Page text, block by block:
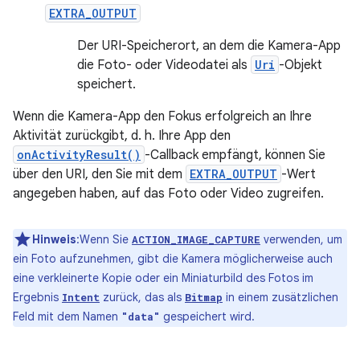
EXTRA_OUTPUT
Der URI-Speicherort, an dem die Kamera-App
die Foto- oder Videodatei als Uri -Objekt
speichert.
Wenn die Kamera-App den Fokus erfolgreich an Ihre
Aktivität zurückgibt, d. h. Ihre App den
onActivityResult() -Callback empfängt, können Sie
über den URI, den Sie mit dem EXTRA_OUTPUT -Wert
angegeben haben, auf das Foto oder Video zugreifen.
Hinweis:Wenn Sie ACTION_IMAGE_CAPTURE verwenden, um
ein Foto aufzunehmen, gibt die Kamera möglicherweise auch
eine verkleinerte Kopie oder ein Miniaturbild des Fotos im
Ergebnis Intent zurück, das als Bitmap in einem zusätzlichen
Feld mit dem Namen "data" gespeichert wird.